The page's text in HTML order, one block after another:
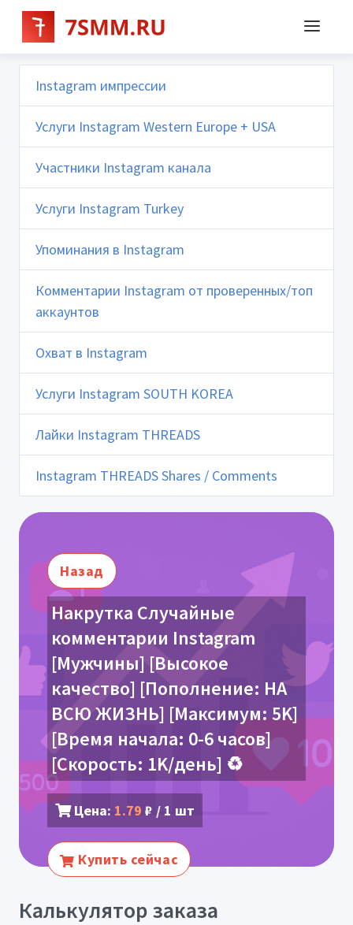
Instagram импрессии
Услуги Instagram Western Europe + USA
Участники Instagram канала
Услуги Instagram Turkey
Упоминания в Instagram
Комментарии Instagram от проверенных/топ
аккаунтов
Охват в Instagram
Услуги Instagram SOUTH KOREA
Лайки Instagram THREADS
Instagram THREADS Shares / Comments
Назад
Накрутка Случайные
комментарии Instagram
[Мужчины] [Высокое
качество] [Пополнение: НА
ВСЮ ЖИЗНЬ] [Максимум: 5K]
[Время начала: 0-6 часов]
[Скорость: 1K/день] ♻️
Цена: 1.79 ₽ / 1 шт
Купить сейчас
Калькулятор заказа